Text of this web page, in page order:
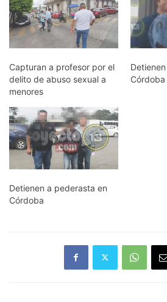
Capturan a profesor por el
delito de abuso sexual a
menores
Córdoba
Detienen a pederasta en
Córdoba